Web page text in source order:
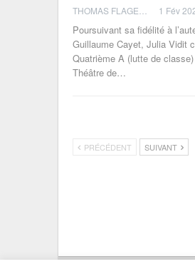
1 Fév
Poursuivant sa fidélité à
Guillaume Cayet, Julia Vidit
Quatrième A (lutte de
Théâtre de…
PRÉCÉDENT SUIVANT